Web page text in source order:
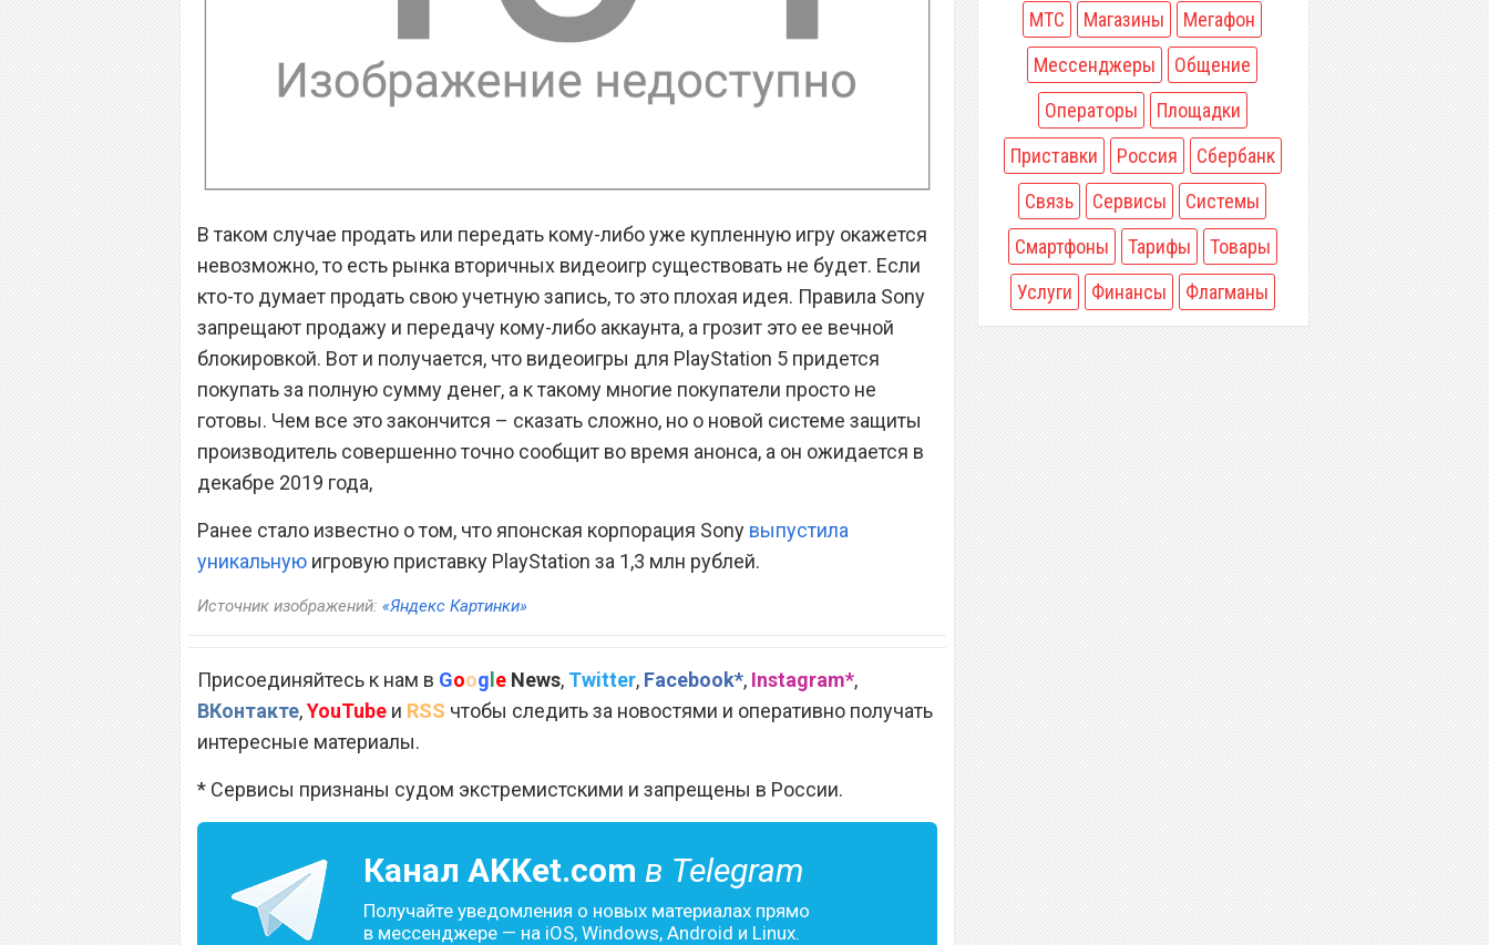
В таком случае продать или передать кому-либо уже купленную игру окажется
невозможно, то есть рынка вторичных видеоигр существовать не будет. Если
кто-то думает продать свою учетную запись, то это плохая идея. Правила Sony
запрещают продажу и передачу кому-либо аккаунта, а грозит это ее вечной
блокировкой. Вот и получается, что видеоигры для PlayStation 5 придется
покупать за полную сумму денег, а к такому многие покупатели просто не
готовы. Чем все это закончится – сказать сложно, но о новой системе защиты
производитель совершенно точно сообщит во время анонса, а он ожидается в
декабре 2019 года,
Ранее стало известно о том, что японская корпорация Sony выпустила
уникальную игровую приставку PlayStation за 1,3 млн рублей.
Источник изображений: «Яндекс Картинки»
Присоединяйтесь к нам в Google News, Twitter, Facebook*, Instagram*,
ВКонтакте,YouTube и RSS чтобы следить за новостями и оперативно получать
интересные материалы.
* Сервисы признаны судом экстремистскими и запрещены в России.
Канал AKKet.com в Telegram
Получайте уведомления о новых материалах прямо
в мессенджере — на iOS, Windows, Android и Linux.
МТС
Магазины
Мегафон
Мессенджеры
Общение
Операторы
Площадки
Приставки
Россия
Сбербанк
Связь
Сервисы
Системы
Смартфоны
Тарифы
Товары
Услуги
Финансы Флагманы